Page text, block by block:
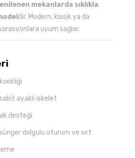
mekanlarda sıklıkla
dir. Modern, klasik ya da
uyum sağlar.
ayaklı iskelet
desteği
dolgulu oturum ve sırt